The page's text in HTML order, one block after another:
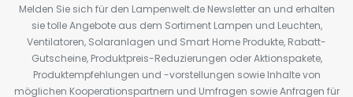
Melden Sie sich für den Lampenwelt.de Newsletter an und erhalten
sie tolle Angebote aus dem Sortiment Lampen und Leuchten,
Ventilatoren, Solaranlagen und Smart Home Produkte, Rabatt-
Gutscheine, Produktpreis-Reduzierungen oder Aktionspakete,
Produktempfehlungen und -vorstellungen sowie Inhalte von
möglichen Kooperationspartnern und Umfragen sowie Anfragen für